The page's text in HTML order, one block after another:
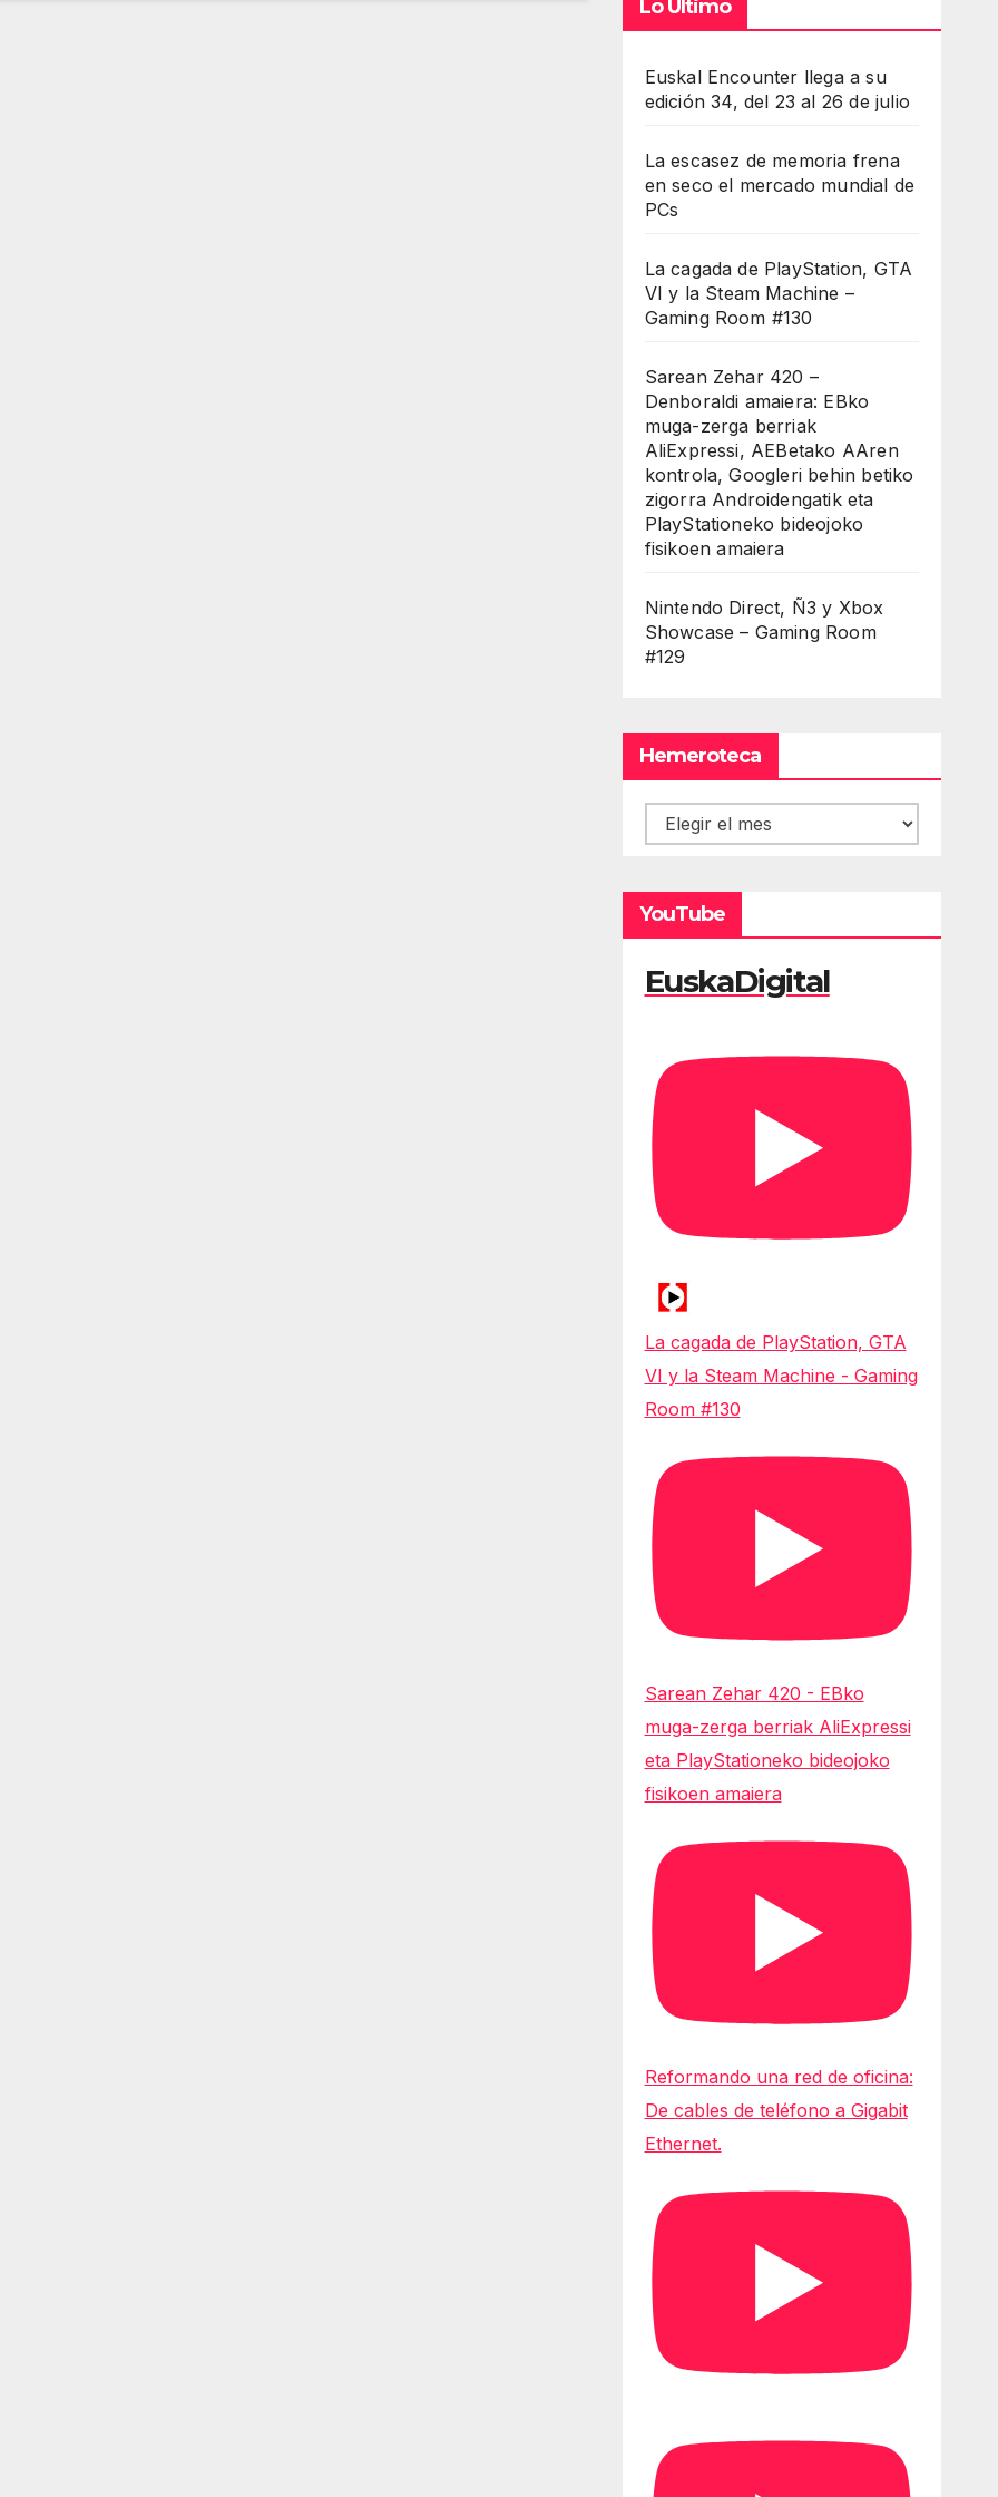
Lo Último
Euskal Encounter llega a su
edición 34, del 23 al 26 de julio
La escasez de memoria frena
en seco el mercado mundial de
PCs
La cagada de PlayStation, GTA
VI y la Steam Machine –
Gaming Room #130
Sarean Zehar 420 –
Denboraldi amaiera: EBko
muga-zerga berriak
AliExpressi, AEBetako AAren
kontrola, Googleri behin betiko
zigorra Androidengatik eta
PlayStationeko bideojoko
fisikoen amaiera
Nintendo Direct, Ñ3 y Xbox
Showcase – Gaming Room
#129
Hemeroteca
Hemeroteca
YouTube
EuskaDigital
La cagada de PlayStation, GTA
VI y la Steam Machine - Gaming
Room #130
Sarean Zehar 420 - EBko
muga-zerga berriak AliExpressi
eta PlayStationeko bideojoko
fisikoen amaiera
Reformando una red de oficina:
De cables de teléfono a Gigabit
Ethernet.